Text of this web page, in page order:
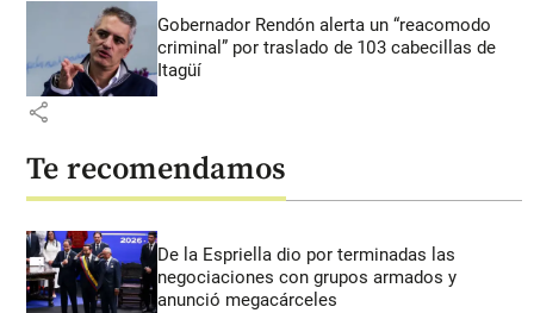
Gobernador Rendón alerta un “reacomodo
criminal” por traslado de 103 cabecillas de
Itagüí
share
Te recomendamos
De la Espriella dio por terminadas las
negociaciones con grupos armados y
anunció megacárceles